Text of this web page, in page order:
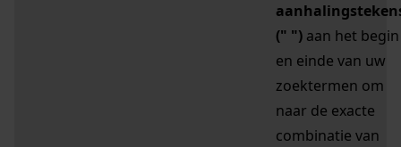
(" ") aan het begin
en einde van uw
zoektermen om
naar de exacte
combinatie van